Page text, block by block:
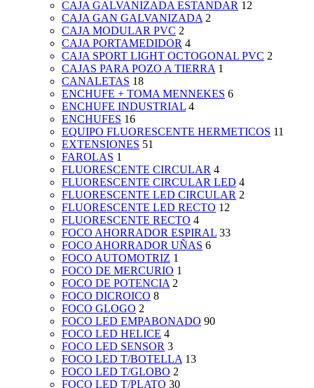
CAJA GALVANIZADA ESTANDAR 12
CAJA GAN GALVANIZADA 2
CAJA MODULAR PVC 2
CAJA PORTAMEDIDOR 4
CAJA SPORT LIGHT OCTOGONAL PVC 2
CAJAS PARA POZO A TIERRA 1
CANALETAS 18
ENCHUFE + TOMA MENNEKES 6
ENCHUFE INDUSTRIAL 4
ENCHUFES 16
EQUIPO FLUORESCENTE HERMETICOS 11
EXTENSIONES 51
FAROLAS 1
FLUORESCENTE CIRCULAR 4
FLUORESCENTE CIRCULAR LED 4
FLUORESCENTE LED CIRCULAR 2
FLUORESCENTE LED RECTO 12
FLUORESCENTE RECTO 4
FOCO AHORRADOR ESPIRAL 33
FOCO AHORRADOR UÑAS 6
FOCO AUTOMOTRIZ 1
FOCO DE MERCURIO 1
FOCO DE POTENCIA 2
FOCO DICROICO 8
FOCO GLOGO 2
FOCO LED EMPABONADO 90
FOCO LED HELICE 4
FOCO LED SENSOR 3
FOCO LED T/BOTELLA 13
FOCO LED T/GLOBO 2
FOCO LED T/PLATO 30